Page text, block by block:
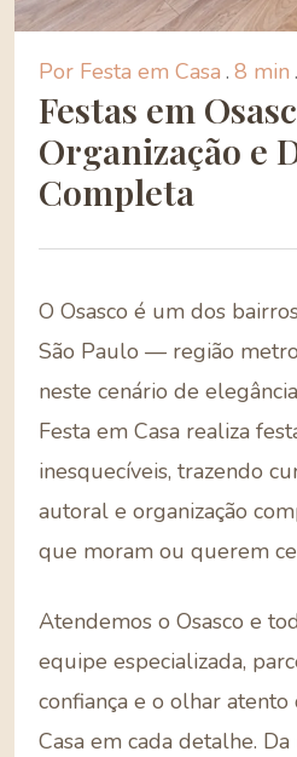
Por Festa em Casa . 8 min .
Festas em
Organização e
Completa
O Osasco é um dos
São Paulo — região
neste cenário de
Festa em Casa realiza
inesquecíveis, trazendo
autoral e organização
que moram ou querem
Atendemos o Osasco e
equipe especializada,
confiança e o olhar
Casa em cada detalhe.